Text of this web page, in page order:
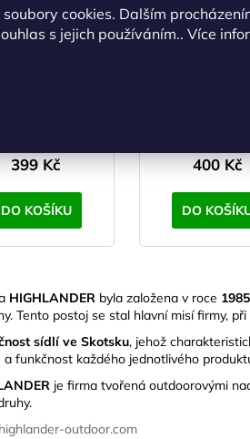
cookies. Dalším
s jejich používáním.. Více
399 Kč
DO KOŠÍKU
400 Kč
DO
HIGHLANDER byla založena v roce 1985
Tento postoj se stal hlavní misí firmy,
sídlí ve Skotsku, jehož
a funkčnost každého jednotlivého
je firma tvořená outdoorovými
outdoor.com